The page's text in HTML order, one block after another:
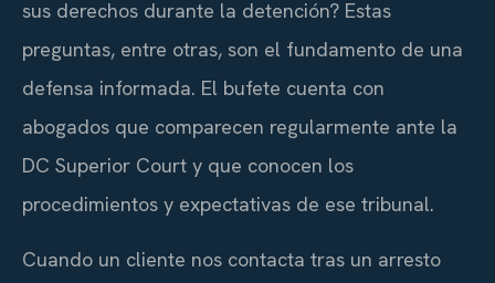
sus derechos durante la detención? Estas
preguntas, entre otras, son el fundamento de una
defensa informada. El bufete cuenta con
abogados que comparecen regularmente ante la
DC Superior Court y que conocen los
procedimientos y expectativas de ese tribunal.
Cuando un cliente nos contacta tras un arresto